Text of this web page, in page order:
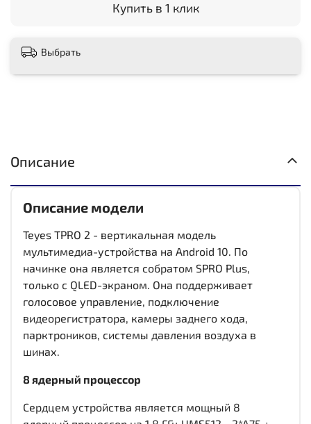
Купить в 1 клик
Выбрать
Описание
Описание модели
Teyes TPRO 2 - вертикальная модель
мультимедиа-устройства на Android 10. По
начинке она является собратом SPRO Plus,
только с QLED-экраном. Она поддерживает
голосовое управление, подключение
видеорегистратора, камеры заднего хода,
парктроников, системы давления воздуха в
шинах.
8 ядерный процессор
Сердцем устройства является мощный 8